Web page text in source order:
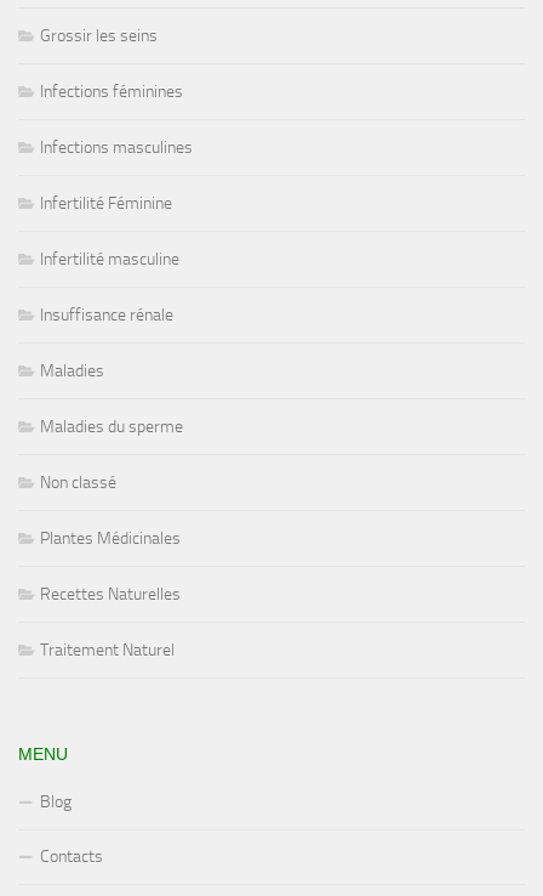
Grossir les seins
Infections féminines
Infections masculines
Infertilité Féminine
Infertilité masculine
Insuffisance rénale
Maladies
Maladies du sperme
Non classé
Plantes Médicinales
Recettes Naturelles
Traitement Naturel
MENU
Blog
Contacts